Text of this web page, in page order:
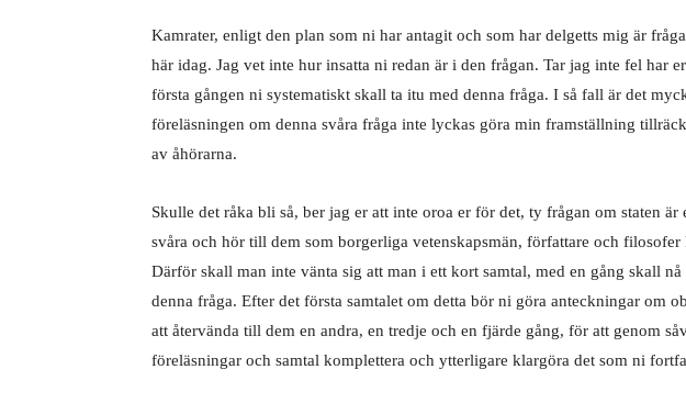
Kamrater, enligt den plan som ni har antagit och som har delgetts mig är
här idag. Jag vet inte hur insatta ni redan är i den frågan. Tar jag inte fel har
första gången ni systematiskt skall ta itu med denna fråga. I så fall är det
föreläsningen om denna svåra fråga inte lyckas göra min framställning
av åhörarna.
Skulle det råka bli så, ber jag er att inte oroa er för det, ty frågan om staten är
svåra och hör till dem som borgerliga vetenskapsmän, författare och filosofer
Därför skall man inte vänta sig att man i ett kort samtal, med en gång skall
denna fråga. Efter det första samtalet om detta bör ni göra anteckningar om
att återvända till dem en andra, en tredje och en fjärde gång, för att genom
föreläsningar och samtal komplettera och ytterligare klargöra det som ni